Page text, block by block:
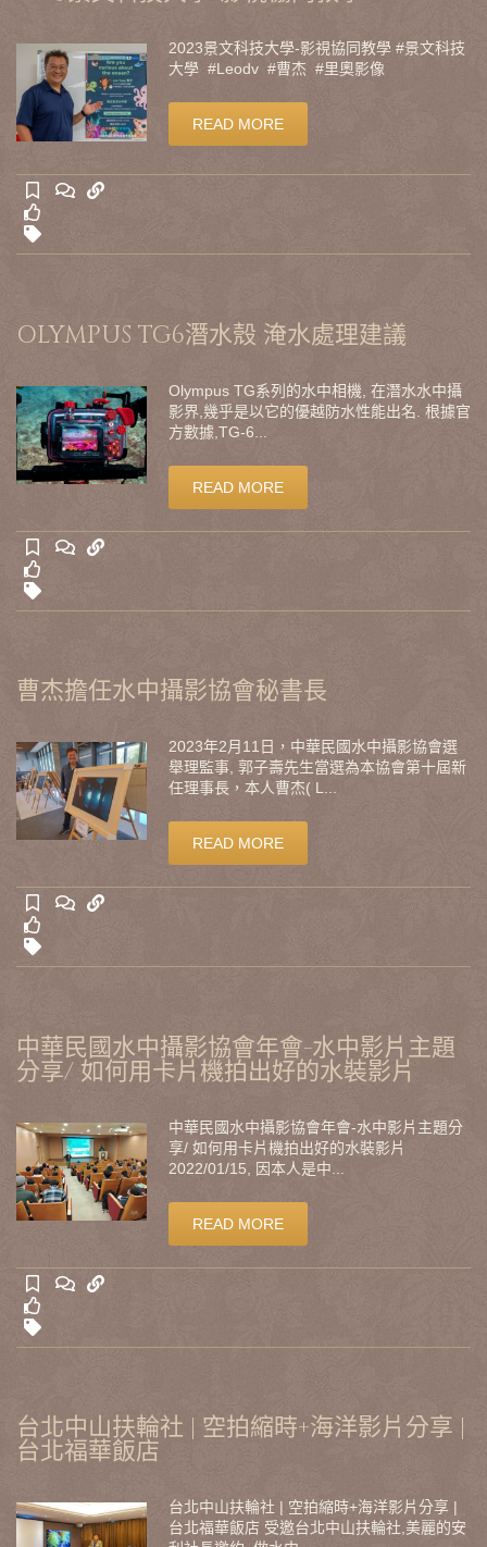
2023景文科技大學-影視協同教學 #景文科技
大學 #Leodv #曹杰 #里奧影像
READ MORE
OLYMPUS TG6潛水殼 淹水處理建議
Olympus TG系列的水中相機, 在潛水水中攝
影界,幾乎是以它的優越防水性能出名. 根據官
方數據,TG-6...
READ MORE
曹杰擔任水中攝影協會秘書長
2023年2月11日，中華民國水中攝影協會選
舉理監事, 郭子壽先生當選為本協會第十屆新
任理事長，本人曹杰( L...
READ MORE
中華民國水中攝影協會年會-水中影片主題
分享/ 如何用卡片機拍出好的水裝影片
中華民國水中攝影協會年會-水中影片主題分
享/ 如何用卡片機拍出好的水裝影片
2022/01/15, 因本人是中...
READ MORE
台北中山扶輪社 | 空拍縮時+海洋影片分享 |
台北福華飯店
台北中山扶輪社 | 空拍縮時+海洋影片分享 |
台北福華飯店 受邀台北中山扶輪社,美麗的安